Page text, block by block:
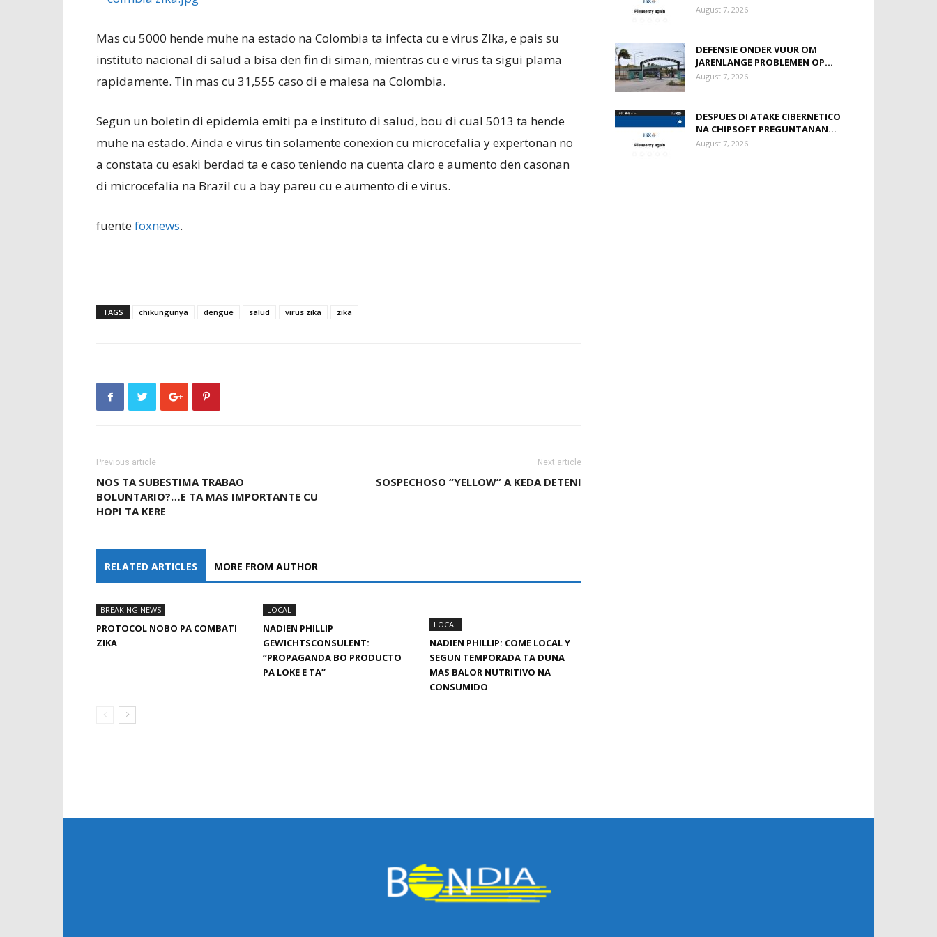
Mas cu 5000 hende muhe na estado na Colombia ta infecta cu e virus ZIka, e pais su
instituto nacional di salud a bisa den fin di siman, mientras cu e virus ta sigui plama
rapidamente. Tin mas cu 31,555 caso di e malesa na Colombia.
Segun un boletin di epidemia emiti pa e instituto di salud, bou di cual 5013 ta hende
muhe na estado. Ainda e virus tin solamente conexion cu microcefalia y expertonan no
a constata cu esaki berdad ta e caso teniendo na cuenta claro e aumento den casonan
di microcefalia na Brazil cu a bay pareu cu e aumento di e virus.
fuentefoxnews.
TAGS chikungunya dengue salud virus zika zika
Previous article
NOS TA SUBESTIMA TRABAO
BOLUNTARIO?…E TA MAS IMPORTANTE CU
HOPI TA KERE
Next article
SOSPECHOSO “YELLOW” A KEDA DETENI
RELATED ARTICLES MORE FROM AUTHOR
BREAKING NEWS
PROTOCOL NOBO PA COMBATI
ZIKA
LOCAL
NADIEN PHILLIP
GEWICHTSCONSULENT:
“PROPAGANDA BO PRODUCTO
PA LOKE E TA”
LOCAL
NADIEN PHILLIP: COME LOCAL Y
SEGUN TEMPORADA TA DUNA
MAS BALOR NUTRITIVO NA
CONSUMIDO
August 7, 2026
DEFENSIE ONDER VUUR OM
JARENLANGE PROBLEMEN OP...
August 7, 2026
DESPUES DI ATAKE CIBERNETICO
NA CHIPSOFT PREGUNTANAN...
August 7, 2026